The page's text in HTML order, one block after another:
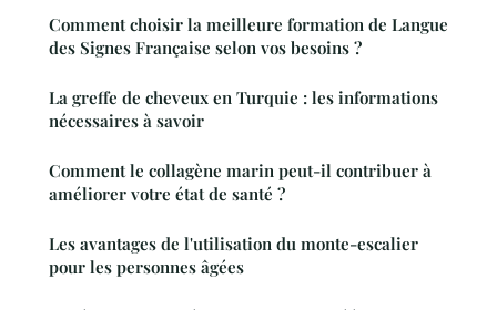
Comment choisir la meilleure formation de Langue
des Signes Française selon vos besoins ?
La greffe de cheveux en Turquie : les informations
nécessaires à savoir
Comment le collagène marin peut-il contribuer à
améliorer votre état de santé ?
Les avantages de l'utilisation du monte-escalier
pour les personnes âgées